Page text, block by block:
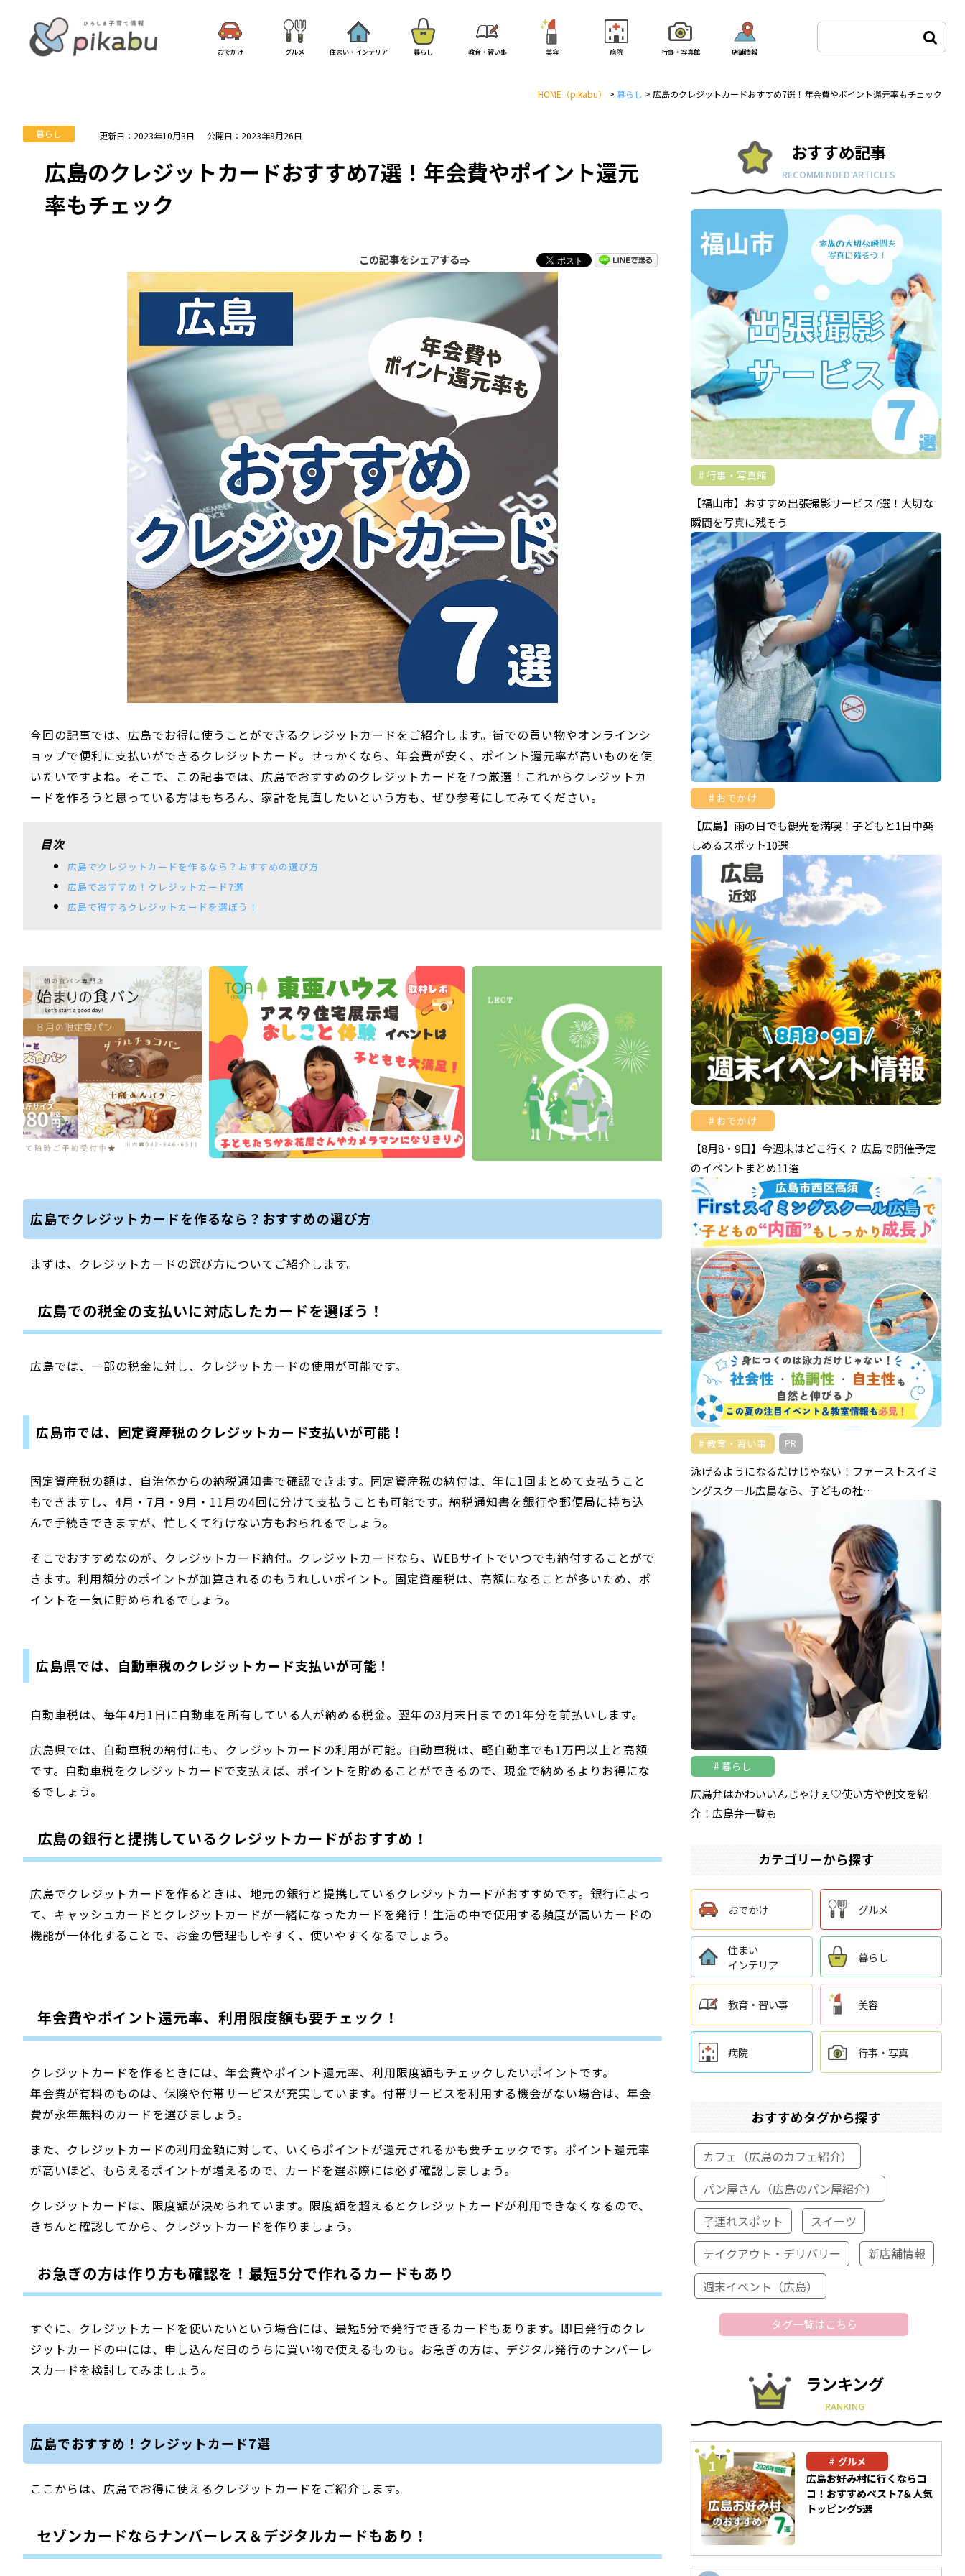
おでかけ グルメ 住まい・インテリア 暮らし 教育・習い事 美容 病院 行事・写真館 店舗情報
HOME （pikabu） > 暮らし > 広島のクレジットカードおすすめ7選！年会費やポイント還元率もチェック
暮らし 更新日：2023年10月3日 公開日：2023年9月26日
広島のクレジットカードおすすめ7選！年会費やポイント還元
率もチェック
この記事をシェアする
今回の記事では、広島でお得に使うことができるクレジットカードをご紹介します。街での買い物やオンラインシ
ョップで便利に支払いができるクレジットカード。せっかくなら、年会費が安く、ポイント還元率が高いものを使
いたいですよね。そこで、この記事では、広島でおすすめのクレジットカードを7つ厳選！これからクレジットカ
ードを作ろうと思っている方はもちろん、家計を見直したいという方も、ぜひ参考にしてみてください。
目次
広島でクレジットカードを作るなら？おすすめの選び方
広島でおすすめ！クレジットカード7選
広島で得するクレジットカードを選ぼう！
広島でクレジットカードを作るなら？おすすめの選び方
まずは、クレジットカードの選び方についてご紹介します。
広島での税金の支払いに対応したカードを選ぼう！
広島では、一部の税金に対し、クレジットカードの使用が可能です。
広島市では、固定資産税のクレジットカード支払いが可能！
固定資産税の額は、自治体からの納税通知書で確認できます。固定資産税の納付は、年に1回まとめて支払うこと
もできますし、4月・7月・9月・11月の4回に分けて支払うことも可能です。納税通知書を銀行や郵便局に持ち込
んで手続きできますが、忙しくて行けない方もおられるでしょう。
そこでおすすめなのが、クレジットカード納付。クレジットカードなら、WEBサイトでいつでも納付することがで
きます。利用額分のポイントが加算されるのもうれしいポイント。固定資産税は、高額になることが多いため、ポ
イントを一気に貯められるでしょう。
広島県では、自動車税のクレジットカード支払いが可能！
自動車税は、毎年4月1日に自動車を所有している人が納める税金。翌年の3月末日までの1年分を前払いします。
広島県では、自動車税の納付にも、クレジットカードの利用が可能。自動車税は、軽自動車でも1万円以上と高額
です。自動車税をクレジットカードで支払えば、ポイントを貯めることができるので、現金で納めるよりお得にな
るでしょう。
広島の銀行と提携しているクレジットカードがおすすめ！
広島でクレジットカードを作るときは、地元の銀行と提携しているクレジットカードがおすすめです。銀行によっ
て、キャッシュカードとクレジットカードが一緒になったカードを発行！生活の中で使用する頻度が高いカードの
機能が一体化することで、お金の管理もしやすく、使いやすくなるでしょう。
年会費やポイント還元率、利用限度額も要チェック！
クレジットカードを作るときには、年会費やポイント還元率、利用限度額もチェックしたいポイントです。
年会費が有料のものは、保険や付帯サービスが充実しています。付帯サービスを利用する機会がない場合は、年会
費が永年無料のカードを選びましょう。
また、クレジットカードの利用金額に対して、いくらポイントが還元されるかも要チェックです。ポイント還元率
が高いほど、もらえるポイントが増えるので、カードを選ぶ際には必ず確認しましょう。
クレジットカードは、限度額が決められています。限度額を超えるとクレジットカードが利用できなくなるので、
きちんと確認してから、クレジットカードを作りましょう。
お急ぎの方は作り方も確認を！最短5分で作れるカードもあり
すぐに、クレジットカードを使いたいという場合には、最短5分で発行できるカードもあります。即日発行のクレ
ジットカードの中には、申し込んだ日のうちに買い物で使えるものも。お急ぎの方は、デジタル発行のナンバーレ
スカードを検討してみましょう。
広島でおすすめ！クレジットカード7選
ここからは、広島でお得に使えるクレジットカードをご紹介します。
セゾンカードならナンバーレス＆デジタルカードもあり！
おすすめ記事
RECOMMENDED ARTICLES
行事・写真館
【福山市】おすすめ出張撮影サービス7選！大切な
瞬間を写真に残そう
おでかけ
【広島】雨の日でも観光を満喫！子どもと1日中楽
しめるスポット10選
おでかけ
【8月8・9日】今週末はどこ行く？ 広島で開催予定
のイベントまとめ11選
教育・習い事 PR
泳げるようになるだけじゃない！ファーストスイミ
ングスクール広島なら、子どもの社…
暮らし
広島弁はかわいいんじゃけぇ♡使い方や例文を紹
介！広島弁一覧も
カテゴリーから探す
おでかけ グルメ
住まい
インテリア
暮らし
教育・習い事 美容
病院 行事・写真
おすすめタグから探す
カフェ（広島のカフェ紹介）
パン屋さん（広島のパン屋紹介）
子連れスポット
スイーツ
テイクアウト・デリバリー
新店舗情報
週末イベント（広島）
タグ一覧はこちら
ランキング
RANKING
グルメ
広島お好み村に行くならコ
コ！おすすめベスト7＆人気
トッピング5選